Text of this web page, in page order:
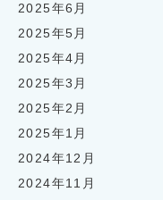
2025年6月
2025年5月
2025年4月
2025年3月
2025年2月
2025年1月
2024年12月
2024年11月